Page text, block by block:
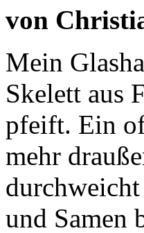
von
Mein
Skelett aus
pfeift. Ein
mehr
und Samen